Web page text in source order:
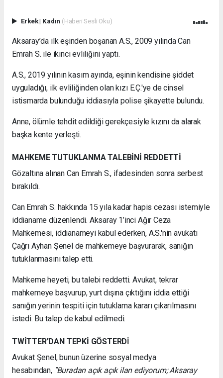
Erkek| Kadın (Haberi Sesli Oku)
Aksaray’da ilk eşinden boşanan A.S., 2009 yılında Can
Emrah S. ile ikinci evliliğini yaptı.
A.S., 2019 yılının kasım ayında, eşinin kendisine şiddet
uyguladığı, ilk evliliğinden olan kızı E.Ç.'ye de cinsel
istismarda bulunduğu iddiasıyla polise şikayette bulundu.
Anne, ölümle tehdit edildiği gerekçesiyle kızını da alarak
başka kente yerleşti.
MAHKEME TUTUKLANMA TALEBİNİ REDDETTİ
Gözaltına alınan Can Emrah S., ifadesinden sonra serbest
bırakıldı.
Can Emrah S. hakkında 15 yıla kadar hapis cezası istemiyle
iddianame düzenlendi. Aksaray 1’inci Ağır Ceza
Mahkemesi, iddianameyi kabul ederken, A.S.'nin avukatı
Çağrı Ayhan Şenel de mahkemeye başvurarak, sanığın
tutuklanmasını talep etti.
Mahkeme heyeti, bu talebi reddetti. Avukat, tekrar
mahkemeye başvurup, yurt dışına çıktığını iddia ettiği
sanığın yerinin tespiti için tutuklama kararı çıkarılmasını
istedi. Bu talep de kabul edilmedi.
TWİTTER’DAN TEPKİ GÖSTERDİ
Avukat Şenel, bunun üzerine sosyal medya
hesabından, "Buradan açık açık ilan ediyorum; Aksaray